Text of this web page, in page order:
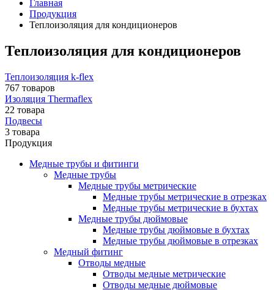
Главная
Продукция
Теплоизоляция для кондиционеров
Теплоизоляция для кондиционеров
Теплоизоляция k-flex
767 товаров
Изоляция Thermaflex
22 товара
Подвесы
3 товара
Продукция
Медные трубы и фитинги
Медные трубы
Медные трубы метрические
Медные трубы метрические в отрезках
Медные трубы метрические в бухтах
Медные трубы дюймовые
Медные трубы дюймовые в бухтах
Медные трубы дюймовые в отрезках
Медный фитинг
Отводы медные
Отводы медные метрические
Отводы медные дюймовые